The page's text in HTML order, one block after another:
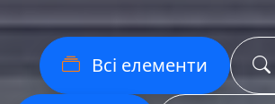
Всі елементи